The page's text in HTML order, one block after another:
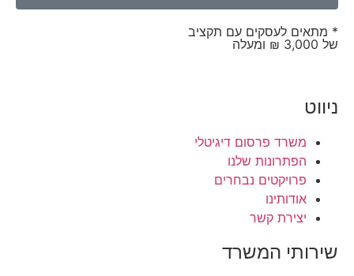
* מתאים לעסקים עם תקציב
של 3,000 ₪ ומעלה
ניווט
משרד פרסום דיגיטלי
הפתרונות שלנו
פרויקטים נבחרים
אודותינו
יצירת קשר
שירותי המשרד